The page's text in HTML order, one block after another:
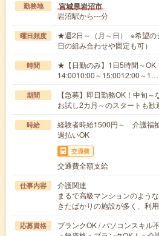
勤務地 宮城県岩沼市
岩沼駅から---分
曜日頻度
★週2日～（月～日） ※希望の
日の組み合わせや固定も可）
時間
★【日勤のみ】1日5時間～
14:0010:00～15:0012:00～1…
期間
【急募】即日勤務OK！中旬
お試し2カ月～のスタートも歓
時給
経験者時給1500円～ 介護福
週払いOK
交通費
交通費全額支給
仕事内容
介護関連
まるで高級マンションのよう
きたばかりの施設が多く、利
応募資格
ブランクOK / パソコンスキル